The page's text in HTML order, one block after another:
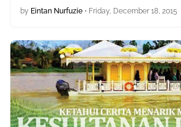
by Eintan Nurfuzie • Friday, December 18, 2015